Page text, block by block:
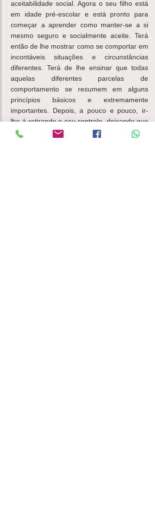
aceitabilidade social. Agora o seu filho está
em idade pré-escolar e está pronto para
começar a aprender como manter-se a si
mesmo seguro e socialmente aceite. Terá
então de lhe mostrar como se comportar em
incontáveis situações e circunstâncias
diferentes. Terá de lhe ensinar que todas
aquelas diferentes parcelas de
comportamento se resumem em alguns
princípios básicos e extremamente
importantes. Depois, a pouco e pouco, ir-
lhe-á retirando o seu controlo, deixando que
seja ele a aplicar esses princípios por si